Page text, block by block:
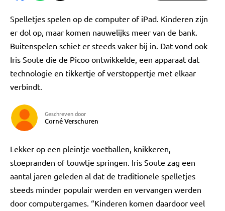
Spelletjes spelen op de computer of iPad. Kinderen zijn
er dol op, maar komen nauwelijks meer van de bank.
Buitenspelen schiet er steeds vaker bij in. Dat vond ook
Iris Soute die de Picoo ontwikkelde, een apparaat dat
technologie en tikkertje of verstoppertje met elkaar
verbindt.
Geschreven door
Corné Verschuren
Lekker op een pleintje voetballen, knikkeren,
stoepranden of touwtje springen. Iris Soute zag een
aantal jaren geleden al dat de traditionele spelletjes
steeds minder populair werden en vervangen werden
door computergames. “Kinderen komen daardoor veel